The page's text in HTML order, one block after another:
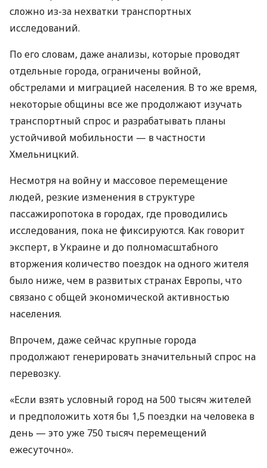
сложно из-за нехватки транспортных
исследований.
По его словам, даже анализы, которые проводят
отдельные города, ограничены войной,
обстрелами и миграцией населения. В то же время,
некоторые общины все же продолжают изучать
транспортный спрос и разрабатывать планы
устойчивой мобильности — в частности
Хмельницкий.
Несмотря на войну и массовое перемещение
людей, резкие изменения в структуре
пассажиропотока в городах, где проводились
исследования, пока не фиксируются. Как говорит
эксперт, в Украине и до полномасштабного
вторжения количество поездок на одного жителя
было ниже, чем в развитых странах Европы, что
связано с общей экономической активностью
населения.
Впрочем, даже сейчас крупные города
продолжают генерировать значительный спрос на
перевозку.
«Если взять условный город на 500 тысяч жителей
и предположить хотя бы 1,5 поездки на человека в
день — это уже 750 тысяч перемещений
ежесуточно».